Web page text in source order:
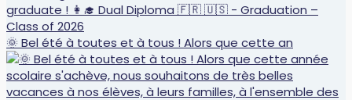
🌞 Bel été à toutes et à tous ! Alors que cette an